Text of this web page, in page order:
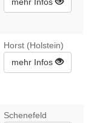
Horst (Holstein)
mehr Infos
Schenefeld